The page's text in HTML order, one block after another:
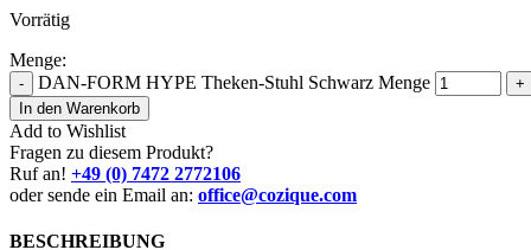
Vorrätig
Menge:
- DAN-FORM HYPE Theken-Stuhl Schwarz Menge
+
In den Warenkorb
Add to Wishlist
Fragen zu diesem Produkt?
Ruf an! +49 (0) 7472 2772106
oder sende ein Email an: office@cozique.com
BESCHREIBUNG